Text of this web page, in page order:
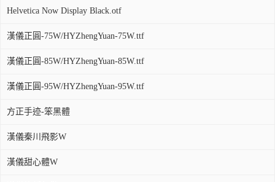
Helvetica Now Display Black.otf
漢儀正圓-75W/HYZhengYuan-75W.ttf
漢儀正圓-85W/HYZhengYuan-85W.ttf
漢儀正圓-95W/HYZhengYuan-95W.ttf
方正手迹-笨黑體
漢儀秦川飛影W
漢儀甜心體W